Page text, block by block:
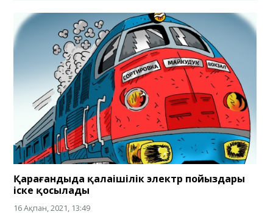
Қарағандыда қалаішілік электр пойыздары
іске қосылады
16 Ақпан, 2021, 13:49